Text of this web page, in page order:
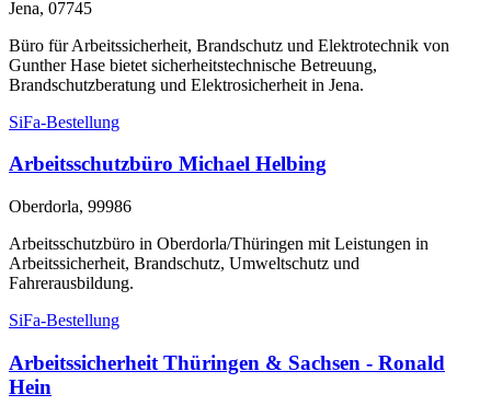
Jena, 07745
Büro für Arbeitssicherheit, Brandschutz und Elektrotechnik von
Gunther Hase bietet sicherheitstechnische Betreuung,
Brandschutzberatung und Elektrosicherheit in Jena.
SiFa-Bestellung
Arbeitsschutzbüro Michael Helbing
Oberdorla, 99986
Arbeitsschutzbüro in Oberdorla/Thüringen mit Leistungen in
Arbeitssicherheit, Brandschutz, Umweltschutz und
Fahrerausbildung.
SiFa-Bestellung
Arbeitssicherheit Thüringen & Sachsen - Ronald
Hein